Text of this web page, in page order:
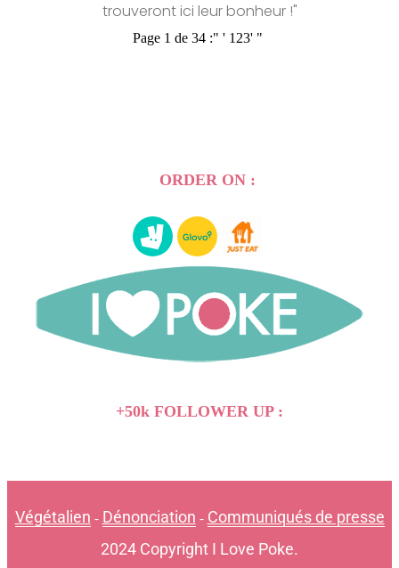
trouveront ici leur bonheur !"
Page 1 de 34 :" ' 1 23' "
ORDER ON :
+50k FOLLOWER UP :
Végétalien - Dénonciation - Communiqués de presse
2024 Copyright I Love Poke.